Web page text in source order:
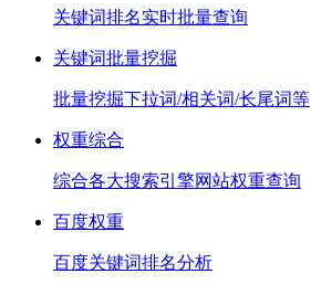
关键词排名实时批量查询
关键词批量挖掘
批量挖掘下拉词/相关词/长尾词等
权重综合
综合各大搜索引擎网站权重查询
百度权重
百度关键词排名分析